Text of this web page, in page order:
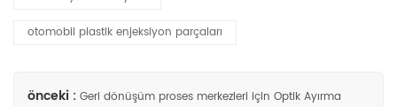
otomobil plastik enjeksiyon parçaları
önceki : Geri dönüşüm proses merkezleri için Optik Ayırma